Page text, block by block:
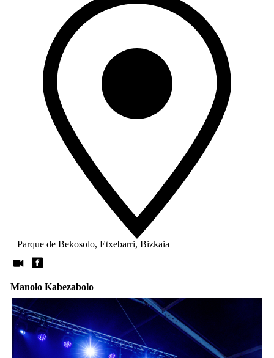
Parque de Bekosolo, Etxebarri, Bizkaia
Manolo Kabezabolo